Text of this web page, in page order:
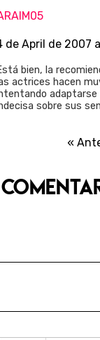
de April de 2007
bien, la
actrices hacen
adaptarse
sobre sus
«